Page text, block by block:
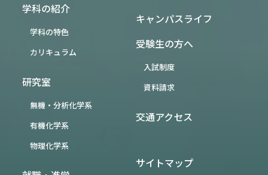
学科の紹介
学科の特色
カリキュラム
研究室
無機・分析化学系
有機化学系
物理化学系
キャンパスライフ
受験生の方へ
入試制度
資料請求
交通アクセス
サイトマップ